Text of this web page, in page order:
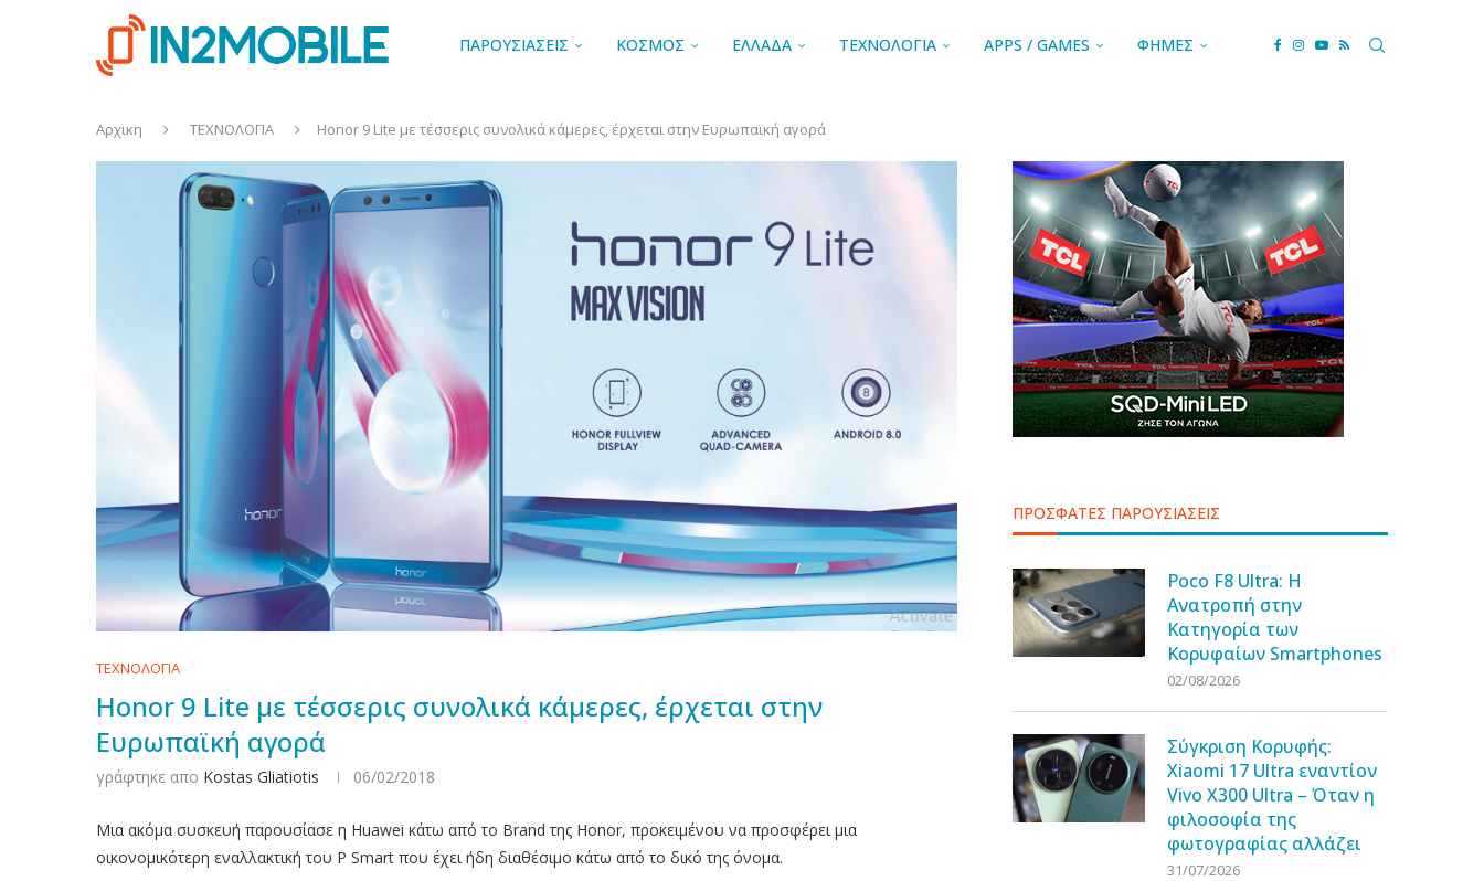
ΠΑΡΟΥΣΙΑΣΕΙΣ ΚΟΣΜΟΣ ΕΛΛΑΔΑ ΤΕΧΝΟΛΟΓΙΑ APPS / GAMES ΦΗΜΕΣ
Αρχικη ΤΕΧΝΟΛΟΓΙΑ Honor 9 Lite με τέσσερις συνολικά κάμερες, έρχεται στην Ευρωπαϊκή αγορά
ΤΕΧΝΟΛΟΓΙΑ
Honor 9 Lite με τέσσερις συνολικά κάμερες, έρχεται στην
Ευρωπαϊκή αγορά
γράφτηκε απο Kostas Gliatiotis 06/02/2018
Μια ακόμα συσκευή παρουσίασε η Huawei κάτω από το Brand της Honor, προκειμένου να προσφέρει μια
οικονομικότερη εναλλακτική του P Smart που έχει ήδη διαθέσιμο κάτω από το δικό της όνομα.
ΠΡΟΣΦΑΤΕΣ ΠΑΡΟΥΣΙΑΣΕΙΣ
Poco F8 Ultra: Η
Ανατροπή στην
Κατηγορία των
Κορυφαίων Smartphones
02/08/2026
Σύγκριση Κορυφής:
Xiaomi 17 Ultra εναντίον
Vivo X300 Ultra – Όταν η
φιλοσοφία της
φωτογραφίας αλλάζει
31/07/2026